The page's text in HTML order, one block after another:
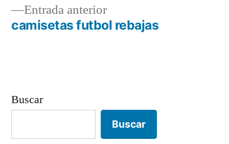
entradas
Entrada anteriorEntrada
anterior:
camisetas futbol rebajas
Buscar
Buscar